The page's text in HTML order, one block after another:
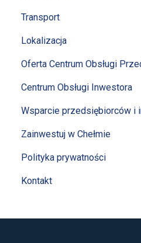
Transport
Lokalizacja
Oferta Centrum Obsługi
Centrum Obsługi Inwestora
Wsparcie przedsiębiorców i
Zainwestuj w Chełmie
Polityka prywatności
Kontakt